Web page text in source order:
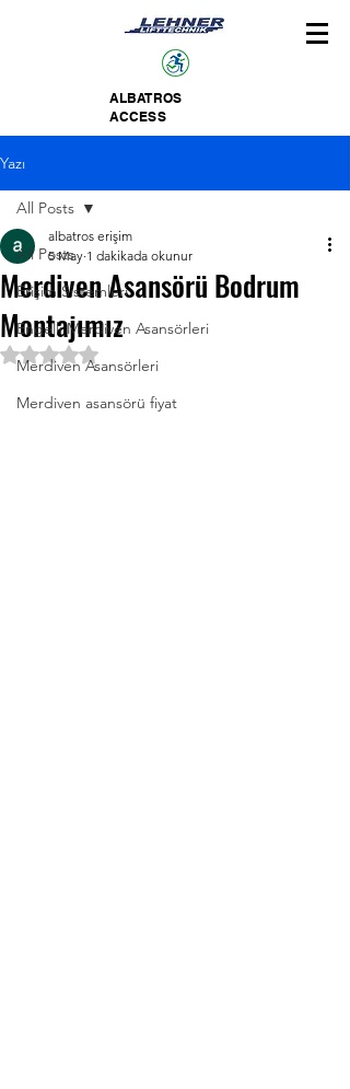
ALBATROS
ACCESS
Yazı
All Posts
Erişim Sistemleri
Engelli Merdiven Asansörleri
Merdiven Asansörleri
Merdiven asansörü fiyat
All Posts
Merdiven Asansörü Bodrum
Montajımız
albatros erişim
5 May 1 dakikada okunur
5 üzerinden NaN yıldız